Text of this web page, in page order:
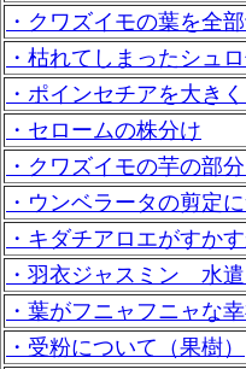
・クワズイモの葉を全
・枯れてしまったシュ
・ポインセチアを大き
・セロームの株分け
・クワズイモの芋の部
・ウンベラータの剪定
・キダチアロエがすか
・羽衣ジャスミン 水
・葉がフニャフニャな
・受粉について（果樹）